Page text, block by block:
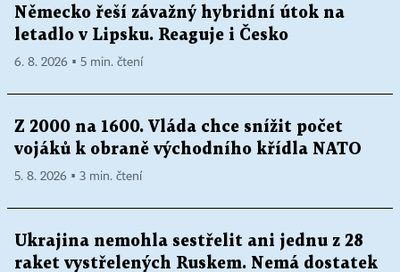
Německo řeší závažný hybridní útok na
letadlo v Lipsku. Reaguje i Česko
6. 8. 2026 ▪ 5 min. čtení
Z 2000 na 1600. Vláda chce snížit počet
vojáků k obraně východního křídla NATO
5. 8. 2026 ▪ 3 min. čtení
Ukrajina nemohla sestřelit ani jednu z 28
raket vystřelených Ruskem. Nemá dostatek